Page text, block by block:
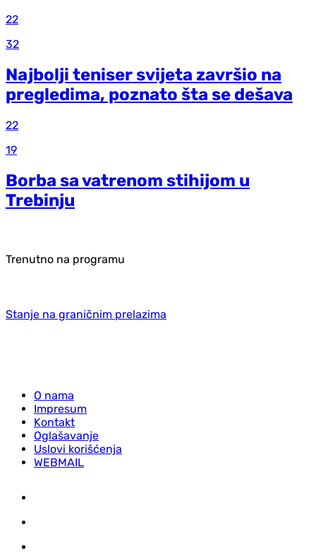
22
32
Najbolji teniser svijeta završio na
pregledima, poznato šta se dešava
22
19
Borba sa vatrenom stihijom u
Trebinju
Trenutno na programu
Stanje na graničnim prelazima
O nama
Impresum
Kontakt
Oglašavanje
Uslovi korišćenja
WEBMAIL